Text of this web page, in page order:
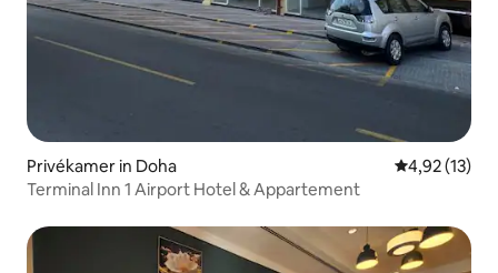
Privékamer in Doha Gemiddelde
4,92 (13)
Terminal Inn 1 Airport Hotel & Appartement